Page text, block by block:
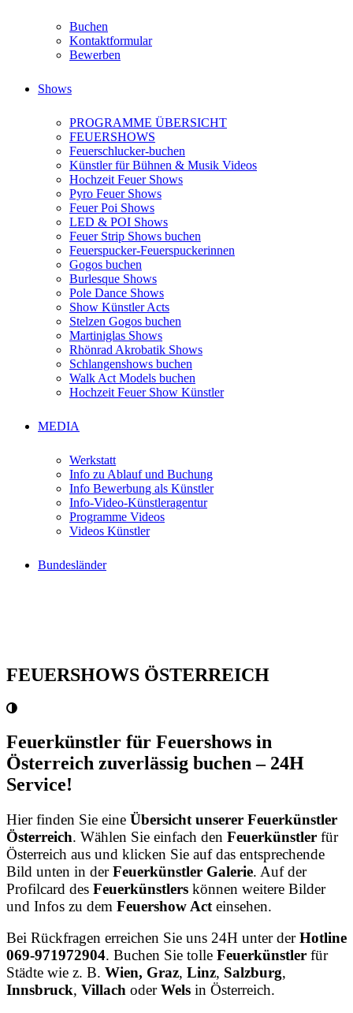
Buchen
Kontaktformular
Bewerben
Shows
PROGRAMME ÜBERSICHT
FEUERSHOWS
Feuerschlucker-buchen
Künstler für Bühnen & Musik Videos
Hochzeit Feuer Shows
Pyro Feuer Shows
Feuer Poi Shows
LED & POI Shows
Feuer Strip Shows buchen
Feuerspucker-Feuerspuckerinnen
Gogos buchen
Burlesque Shows
Pole Dance Shows
Show Künstler Acts
Stelzen Gogos buchen
Martiniglas Shows
Rhönrad Akrobatik Shows
Schlangenshows buchen
Walk Act Models buchen
Hochzeit Feuer Show Künstler
MEDIA
Werkstatt
Info zu Ablauf und Buchung
Info Bewerbung als Künstler
Info-Video-Künstleragentur
Programme Videos
Videos Künstler
Bundesländer
FEUERSHOWS ÖSTERREICH
Feuerkünstler für Feuershows in
Österreich zuverlässig buchen – 24H
Service!
Hier finden Sie eine Übersicht unserer Feuerkünstler
Österreich. Wählen Sie einfach den Feuerkünstler für
Österreich aus und klicken Sie auf das entsprechende
Bild unten in derFeuerkünstler Galerie. Auf der
Profilcard des Feuerkünstlers können weitere Bilder
und Infos zu dem Feuershow Act einsehen.
Bei Rückfragen erreichen Sie uns 24H unter derHotline
069-971972904. Buchen Sie tolle Feuerkünstler für
Städte wie z. B. Wien, Graz, Linz, Salzburg,
Innsbruck, Villach oderWels in Österreich.